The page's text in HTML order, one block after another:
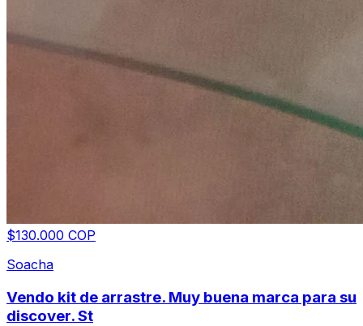
$130.000 COP
Soacha
Vendo kit de arrastre. Muy buena marca para su
discover. St